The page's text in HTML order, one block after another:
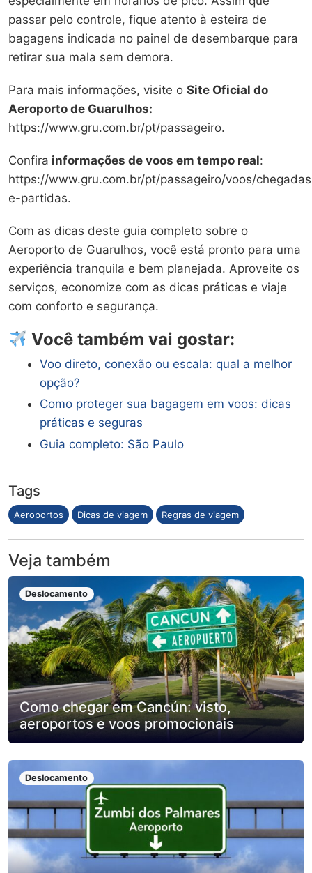
passar pelo controle, fique atento à esteira de
bagagens indicada no painel de desembarque para
retirar sua mala sem demora.
Para mais informações, visite o Site Oficial do
Aeroporto de Guarulhos:
https://www.gru.com.br/pt/passageiro.
Confira informações de voos em tempo real:
https://www.gru.com.br/pt/passageiro/voos/
e-partidas.
Com as dicas deste guia completo sobre o
Aeroporto de Guarulhos, você está pronto para uma
experiência tranquila e bem planejada. Aproveite os
serviços, economize com as dicas práticas e viaje
com conforto e segurança.
Você também vai gostar:
Voo direto, conexão ou escala: qual a melhor
opção?
Como proteger sua bagagem em voos: dicas
práticas e seguras
Guia completo: São Paulo
Tags
Aeroportos Dicas de viagem Regras de viagem
Veja também
Deslocamento
Como chegar em Cancún: visto,
aeroportos e voos promocionais
Deslocamento